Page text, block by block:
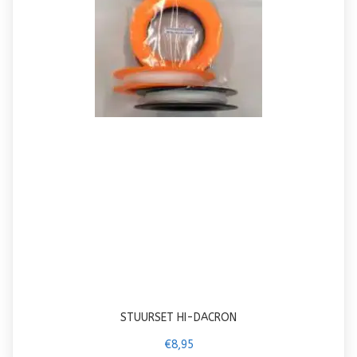
STUURSET HI-DACRON
€8,95